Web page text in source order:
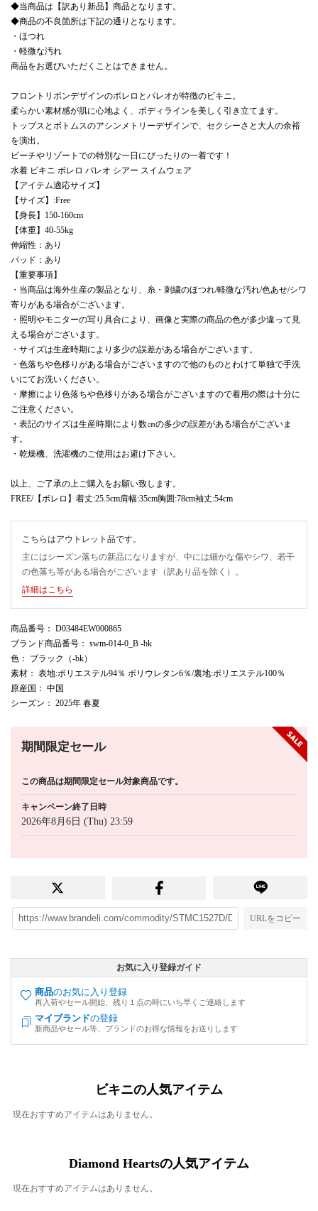
◆当商品は【訳あり新品】商品となります。
◆商品の不良箇所は下記の通りとなります。
・ほつれ
・軽微な汚れ
商品をお選びいただくことはできません。
フロントリボンデザインのボレロとパレオが特徴のビキニ。
柔らかい素材感が肌に心地よく、ボディラインを美しく引き立てます。
トップスとボトムスのアシンメトリーデザインで、セクシーさと大人の余裕
を演出。
ビーチやリゾートでの特別な一日にぴったりの一着です！
水着 ビキニ ボレロ パレオ シアー スイムウェア
【アイテム適応サイズ】
【サイズ】:Free
【身長】150-160cm
【体重】40-55kg
伸縮性：あり
パッド：あり
【重要事項】
・当商品は海外生産の製品となり、糸・刺繍のほつれ/軽微な汚れ/色あせ/シワ
寄りがある場合がございます。
・照明やモニターの写り具合により、画像と実際の商品の色が多少違って見
える場合がございます。
・サイズは生産時期により多少の誤差がある場合がございます。
・色落ちや色移りがある場合がございますので他のものとわけて単独で手洗
いにてお洗いください。
・摩擦により色落ちや色移りがある場合がございますので着用の際は十分に
ご注意ください。
・表記のサイズは生産時期により数㎝の多少の誤差がある場合がございま
す。
・乾燥機、洗濯機のご使用はお避け下さい。
以上、ご了承の上ご購入をお願い致します。
FREE/【ボレロ】着丈:25.5cm肩幅:35cm胸囲:78cm袖丈:54cm
こちらはアウトレット品です。
主にはシーズン落ちの新品になりますが、中には細かな傷やシワ、若干
の色落ち等がある場合がございます（訳あり品を除く）。
詳細はこちら
商品番号 ： D03484EW000865
ブランド商品番号 ： swm-014-0_B -bk
色 ： ブラック（-bk）
素材 ： 表地:ポリエステル94％ ポリウレタン6％/裏地:ポリエステル100％
原産国 ： 中国
シーズン ： 2025年 春夏
期間限定セール
この商品は期間限定セール対象商品です。
キャンペーン終了日時
2026年8月6日 (Thu) 23:59
URLをコピー
お気に入り登録ガイド
商品のお気に入り登録
再入荷やセール開始、残り１点の時にいち早くご連絡します
マイブランドの登録
新商品やセール等、ブランドのお得な情報をお送りします
ビキニの人気アイテム
現在おすすめアイテムはありません。
Diamond Heartsの人気アイテム
現在おすすめアイテムはありません。